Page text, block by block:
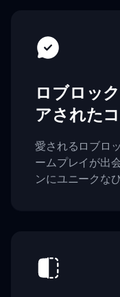
ロブロッ
アされた
愛されるロブロ
ームプレイが出
ンにユニークな